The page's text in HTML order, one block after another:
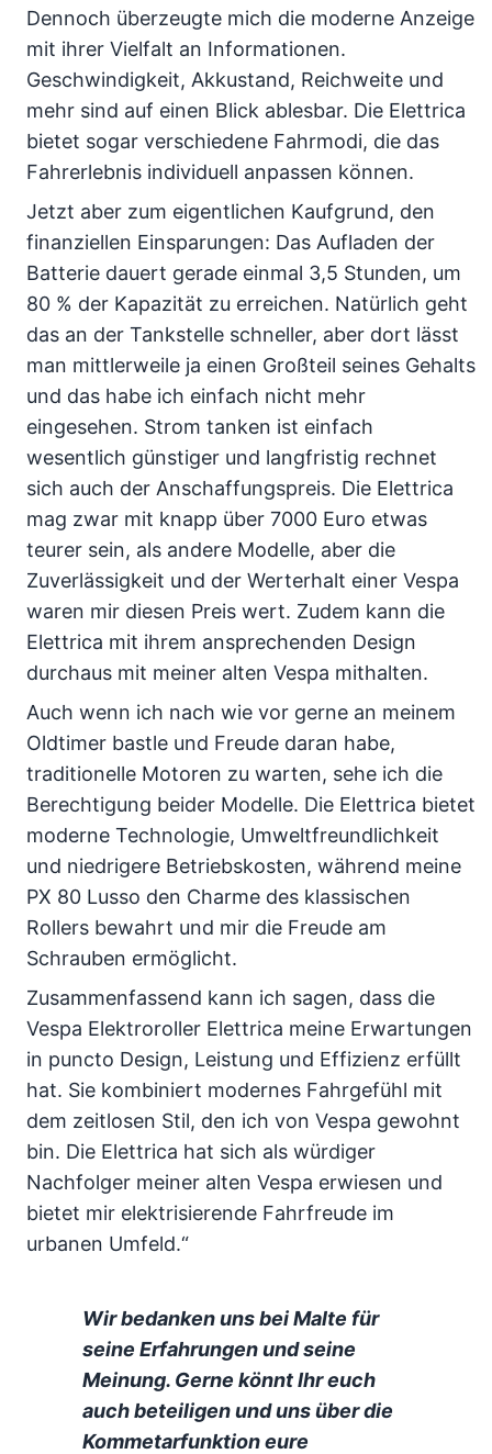
Dennoch überzeugte mich die moderne Anzeige
mit ihrer Vielfalt an Informationen.
Geschwindigkeit, Akkustand, Reichweite und
mehr sind auf einen Blick ablesbar. Die Elettrica
bietet sogar verschiedene Fahrmodi, die das
Fahrerlebnis individuell anpassen können.
Jetzt aber zum eigentlichen Kaufgrund, den
finanziellen Einsparungen: Das Aufladen der
Batterie dauert gerade einmal 3,5 Stunden, um
80 % der Kapazität zu erreichen. Natürlich geht
das an der Tankstelle schneller, aber dort lässt
man mittlerweile ja einen Großteil seines Gehalts
und das habe ich einfach nicht mehr
eingesehen. Strom tanken ist einfach
wesentlich günstiger und langfristig rechnet
sich auch der Anschaffungspreis. Die Elettrica
mag zwar mit knapp über 7000 Euro etwas
teurer sein, als andere Modelle, aber die
Zuverlässigkeit und der Werterhalt einer Vespa
waren mir diesen Preis wert. Zudem kann die
Elettrica mit ihrem ansprechenden Design
durchaus mit meiner alten Vespa mithalten.
Auch wenn ich nach wie vor gerne an meinem
Oldtimer bastle und Freude daran habe,
traditionelle Motoren zu warten, sehe ich die
Berechtigung beider Modelle. Die Elettrica bietet
moderne Technologie, Umweltfreundlichkeit
und niedrigere Betriebskosten, während meine
PX 80 Lusso den Charme des klassischen
Rollers bewahrt und mir die Freude am
Schrauben ermöglicht.
Zusammenfassend kann ich sagen, dass die
Vespa Elektroroller Elettrica meine Erwartungen
in puncto Design, Leistung und Effizienz erfüllt
hat. Sie kombiniert modernes Fahrgefühl mit
dem zeitlosen Stil, den ich von Vespa gewohnt
bin. Die Elettrica hat sich als würdiger
Nachfolger meiner alten Vespa erwiesen und
bietet mir elektrisierende Fahrfreude im
urbanen Umfeld.“
Wir bedanken uns bei Malte für
seine Erfahrungen und seine
Meinung. Gerne könnt Ihr euch
auch beteiligen und uns über die
Kommetarfunktion eure